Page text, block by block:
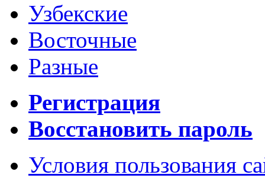
Узбекские
Восточные
Разные
Регистрация
Восстановить пароль
Условия пользования